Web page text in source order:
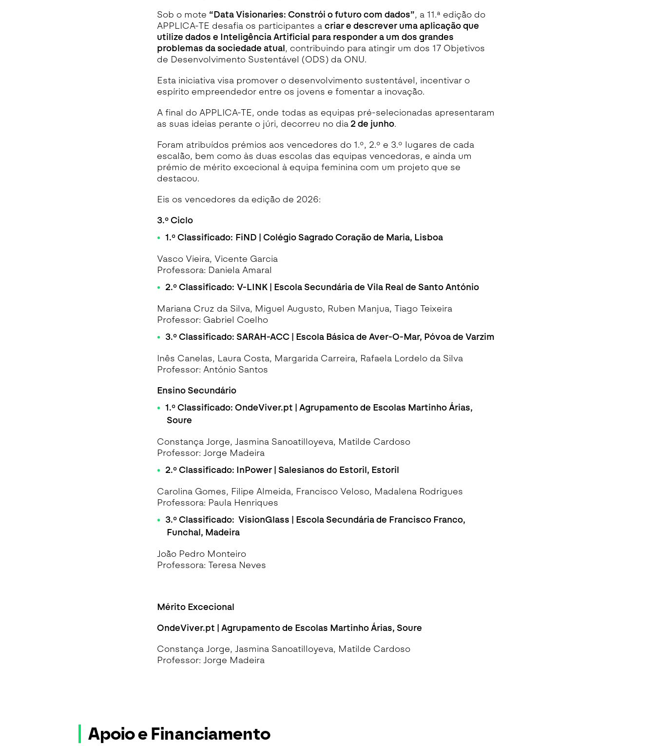
Sob o mote “Data Visionaries: Constrói o futuro com dados”, a 11.ª edição do
APPLICA-TE desafia os participantes a criar e descrever uma aplicação que
utilize dados e Inteligência Artificial para responder a um dos grandes
problemas da sociedade atual, contribuindo para atingir um dos 17 Objetivos
de Desenvolvimento Sustentável (ODS) da ONU.
Esta iniciativa visa promover o desenvolvimento sustentável, incentivar o
espírito empreendedor entre os jovens e fomentar a inovação.
A final do APPLICA-TE, onde todas as equipas pré-selecionadas apresentaram
as suas ideias perante o júri, decorreu no dia2 de junho.
Foram atribuídos prémios aos vencedores do 1.º, 2.º e 3.º lugares de cada
escalão, bem como às duas escolas das equipas vencedoras, e ainda um
prémio de mérito excecional à equipa feminina com um projeto que se
destacou.
Eis os vencedores da edição de 2026:
3.º Ciclo
1.º Classificado: FiND | Colégio Sagrado Coração de Maria, Lisboa
Vasco Vieira, Vicente Garcia
Professora: Daniela Amaral
2.º Classificado: V-LINK | Escola Secundária de Vila Real de Santo António
Mariana Cruz da Silva, Miguel Augusto, Ruben Manjua, Tiago Teixeira
Professor: Gabriel Coelho
3.º Classificado: SARAH-ACC | Escola Básica de Aver-O-Mar, Póvoa de Varzim
Inês Canelas, Laura Costa, Margarida Carreira, Rafaela Lordelo da Silva
Professor: António Santos
Ensino Secundário
1.º Classificado: OndeViver.pt | Agrupamento de Escolas Martinho Árias,
Soure
Constança Jorge, Jasmina Sanoatilloyeva, Matilde Cardoso
Professor: Jorge Madeira
2.º Classificado: InPower | Salesianos do Estoril, Estoril
Carolina Gomes, Filipe Almeida, Francisco Veloso, Madalena Rodrigues
Professora: Paula Henriques
3.º Classificado: VisionGlass | Escola Secundária de Francisco Franco,
Funchal, Madeira
João Pedro Monteiro
Professora: Teresa Neves
Mérito Excecional
OndeViver.pt | Agrupamento de Escolas Martinho Árias, Soure
Constança Jorge, Jasmina Sanoatilloyeva, Matilde Cardoso
Professor: Jorge Madeira
Apoio e Financiamento